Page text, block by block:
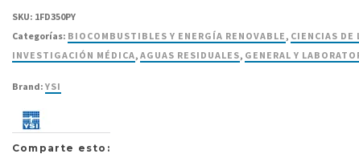
SKU: 1FD350PY
Categorías: BIOCOMBUSTIBLES Y ENERGÍA RENOVABLE, CIENCIAS DE
INVESTIGACIÓN MÉDICA, AGUAS RESIDUALES, GENERAL Y
Brand: YSI
Comparte esto: